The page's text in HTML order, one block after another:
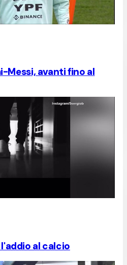
Messi, avanti fino al
al calcio